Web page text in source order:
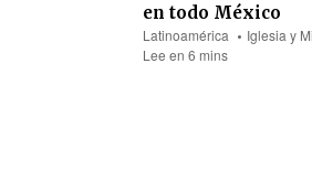
en todo México
Latinoamérica
Iglesia y
Lee en 6 mins